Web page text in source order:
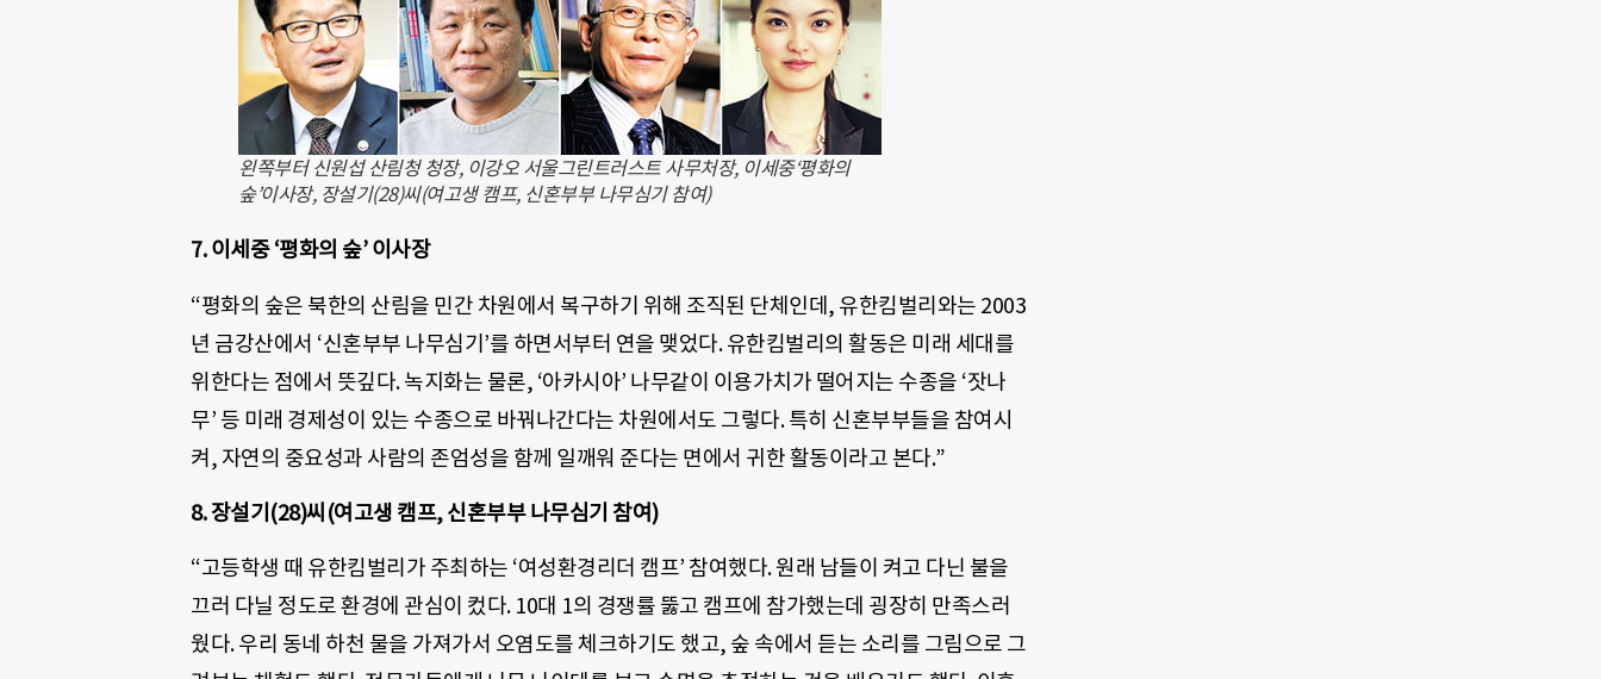
왼쪽부터 신원섭 산림청 청장, 이강오 서울그린트러스트 사무처장, 이세중‘평화의
숲’이사장, 장설기(28)씨(여고생 캠프, 신혼부부 나무심기 참여)
7. 이세중 ‘평화의 숲’ 이사장
“평화의 숲은 북한의 산림을 민간 차원에서 복구하기 위해 조직된 단체인데, 유한킴벌리와는 2003
년 금강산에서 ‘신혼부부 나무심기’를 하면서부터 연을 맺었다. 유한킴벌리의 활동은 미래 세대를
위한다는 점에서 뜻깊다. 녹지화는 물론, ‘아카시아’ 나무같이 이용가치가 떨어지는 수종을 ‘잣나
무’ 등 미래 경제성이 있는 수종으로 바꿔나간다는 차원에서도 그렇다. 특히 신혼부부들을 참여시
켜, 자연의 중요성과 사람의 존엄성을 함께 일깨워 준다는 면에서 귀한 활동이라고 본다.”
8. 장설기(28)씨(여고생 캠프, 신혼부부 나무심기 참여)
“고등학생 때 유한킴벌리가 주최하는 ‘여성환경리더 캠프’ 참여했다. 원래 남들이 켜고 다닌 불을
끄러 다닐 정도로 환경에 관심이 컸다. 10대 1의 경쟁률 뚫고 캠프에 참가했는데 굉장히 만족스러
웠다. 우리 동네 하천 물을 가져가서 오염도를 체크하기도 했고, 숲 속에서 듣는 소리를 그림으로 그